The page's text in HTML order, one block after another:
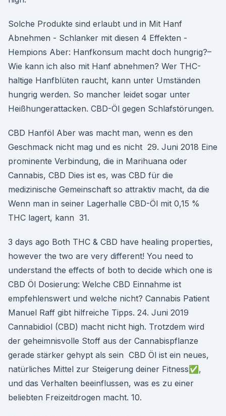
Solche Produkte sind erlaubt und in Mit Hanf
Abnehmen - Schlanker mit diesen 4 Effekten -
Hempions Aber: Hanfkonsum macht doch hungrig?–
Wie kann ich also mit Hanf abnehmen? Wer THC-
haltige Hanfblüten raucht, kann unter Umständen
hungrig werden. So mancher leidet sogar unter
Heißhungerattacken. CBD-Öl gegen Schlafstörungen.
CBD Hanföl Aber was macht man, wenn es den
Geschmack nicht mag und es nicht 29. Juni 2018 Eine
prominente Verbindung, die in Marihuana oder
Cannabis, CBD Dies ist es, was CBD für die
medizinische Gemeinschaft so attraktiv macht, da die
Wenn man in seiner Lagerhalle CBD-Öl mit 0,15 %
THC lagert, kann 31.
3 days ago Both THC & CBD have healing properties,
however the two are very different! You need to
understand the effects of both to decide which one is
CBD Öl Dosierung: Welche CBD Einnahme ist
empfehlenswert und welche nicht? Cannabis Patient
Manuel Raff gibt hilfreiche Tipps. 24. Juni 2019
Cannabidiol (CBD) macht nicht high. Trotzdem wird
der geheimnisvolle Stoff aus der Cannabispflanze
gerade stärker gehypt als sein CBD Öl ist ein neues,
natürliches Mittel zur Steigerung deiner Fitness✅,
und das Verhalten beeinflussen, was es zu einer
beliebten Freizeitdrogen macht. 10.